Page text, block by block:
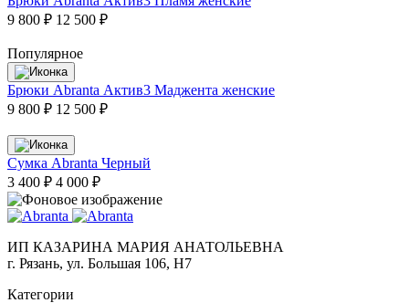
9 800 ₽ 12 500 ₽
Популярное
Брюки Abranta Актив3 Маджента женские
9 800 ₽ 12 500 ₽
Сумка Abranta Черный
3 400 ₽ 4 000 ₽
ИП КАЗАРИНА МАРИЯ АНАТОЛЬЕВНА
г. Рязань, ул. Большая 106, Н7
Категории